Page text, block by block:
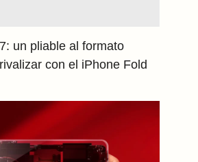
un pliable al formato
con el iPhone Fold